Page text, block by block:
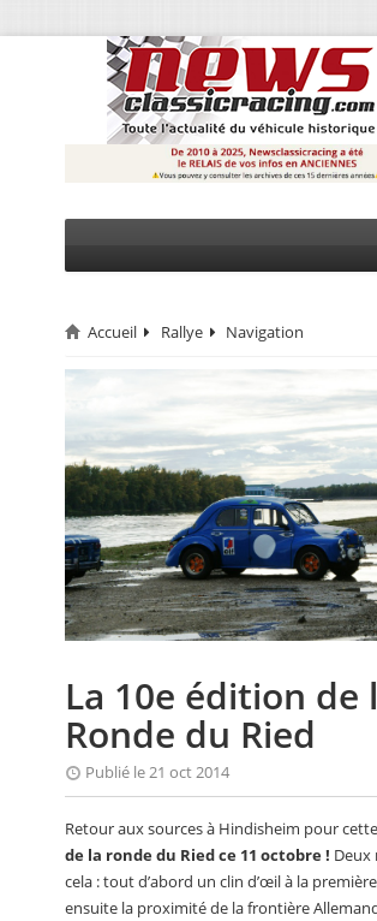
CIRCUIT
MONTAGNE
EVÈNEMENTS
CALENDRIER
FOCUS
ANNUAIRES
PETITES ANNONCES
Accueil Rallye Navigation
La 10e édition de
Ronde du Ried
Publié le 21 oct 2014
Retour aux sources à Hindisheim pour cette
de la ronde du Ried ce 11 octobre ! Deux
cela : tout d’abord un clin d’œil à la
ensuite la proximité de la frontière